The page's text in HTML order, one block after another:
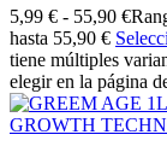
5,99 € - 55,90 €
hasta 55,90 €
tiene múltiples
elegir en la página
GROWTH